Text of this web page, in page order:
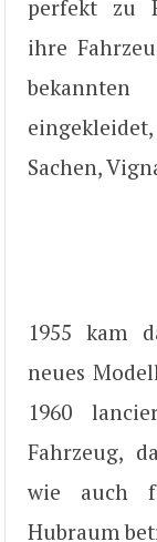
perfekt zu
ihre
Sachen,
1955 kam
neues
1960
Fahrzeug,
wie auch
Hubraum